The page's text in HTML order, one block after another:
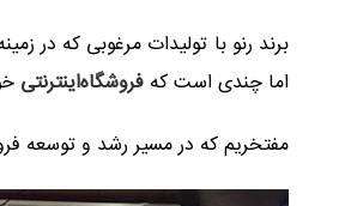
برند رنو با تولیدات مرغوبی که
اما چندی است که فروشگاه‌اینترنتی
مفتخریم که در مسیر رشد و توسعه